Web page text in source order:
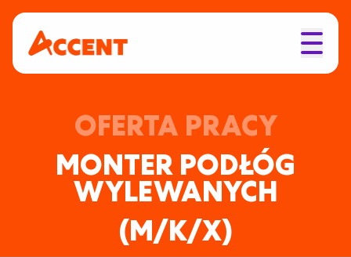
OFERTA PRACY
MONTER PODŁÓG
WYLEWANYCH
(M/K/X)